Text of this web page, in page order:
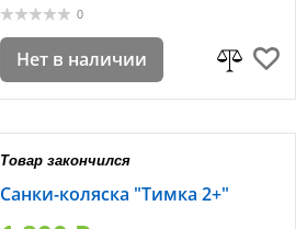
0
Нет в наличии
Товар закончился
Санки-коляска "Тимка 2+"